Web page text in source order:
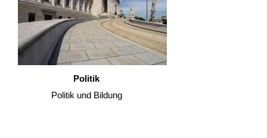
Politik
Politik und Bildung